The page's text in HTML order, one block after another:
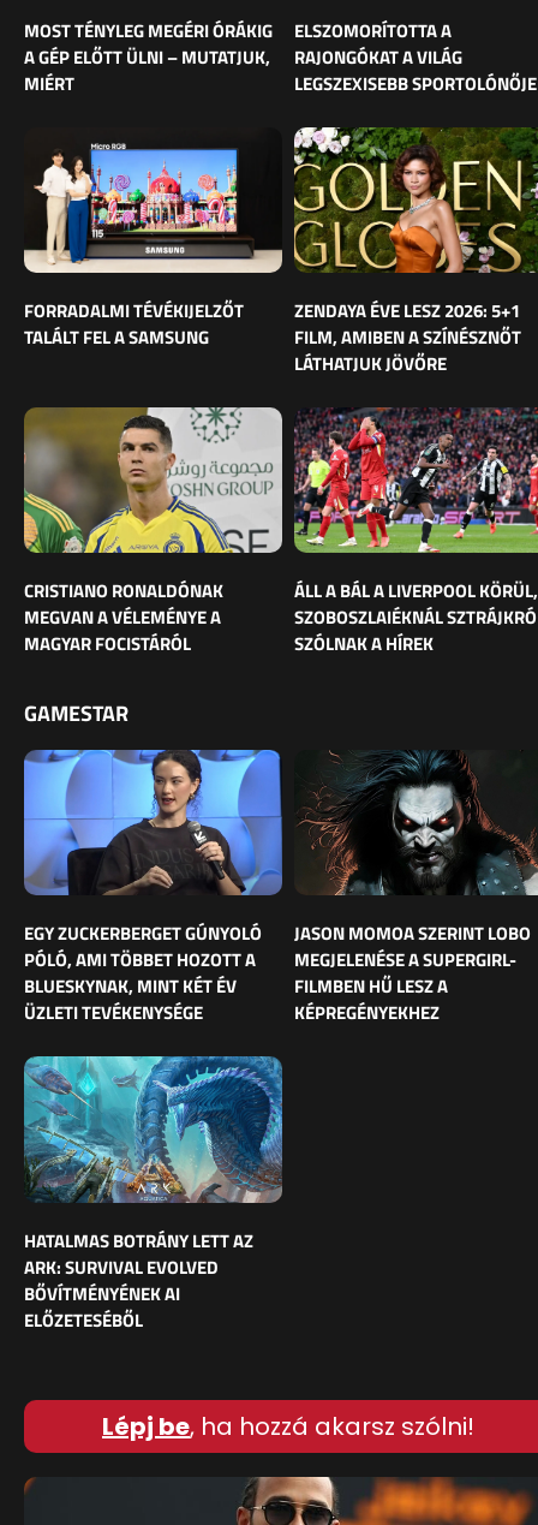
MOST TÉNYLEG MEGÉRI ÓRÁKIG
A GÉP ELŐTT ÜLNI – MUTATJUK,
MIÉRT
ELSZOMORÍTOTTA A
RAJONGÓKAT A VILÁG
LEGSZEXISEBB SPORTOLÓNŐJE
FORRADALMI TÉVÉKIJELZŐT
TALÁLT FEL A SAMSUNG
ZENDAYA ÉVE LESZ 2026: 5+1
FILM, AMIBEN A SZÍNÉSZNŐT
LÁTHATJUK JÖVŐRE
CRISTIANO RONALDÓNAK
MEGVAN A VÉLEMÉNYE A
MAGYAR FOCISTÁRÓL
ÁLL A BÁL A LIVERPOOL KÖRÜL,
SZOBOSZLAIÉKNÁL
SZÓLNAK A HÍREK
GAMESTAR
EGY ZUCKERBERGET GÚNYOLÓ
PÓLÓ, AMI TÖBBET HOZOTT A
BLUESKYNAK, MINT KÉT ÉV
ÜZLETI TEVÉKENYSÉGE
JASON MOMOA SZERINT LOBO
MEGJELENÉSE A SUPERGIRL-
FILMBEN HŰ LESZ A
KÉPREGÉNYEKHEZ
HATALMAS BOTRÁNY LETT AZ
ARK: SURVIVAL EVOLVED
BŐVÍTMÉNYÉNEK AI
ELŐZETESÉBŐL
Lépj be, ha hozzá akarsz szólni!